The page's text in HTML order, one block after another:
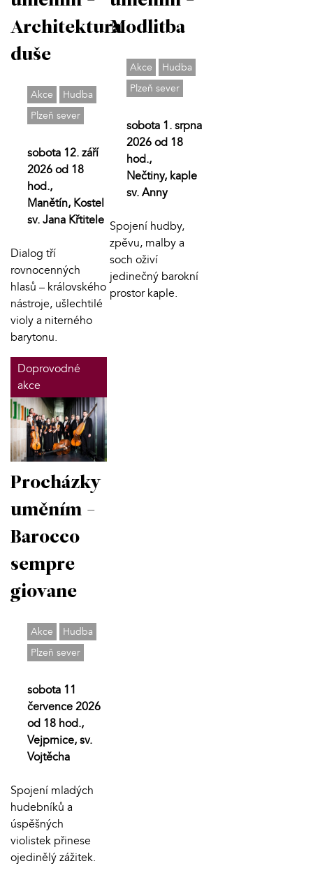
Architektura
duše
Akce
Hudba
Plzeň sever
sobota 12. září
2026 od 18
hod.,
Manětín, Kostel
sv. Jana Křtitele
Dialog tří
rovnocenných
hlasů – královského
nástroje, ušlechtilé
violy a niterného
barytonu.
Modlitba
Akce
Hudba
Plzeň sever
sobota 1. srpna
2026 od 18
hod.,
Nečtiny, kaple
sv. Anny
Spojení hudby,
zpěvu, malby a
soch oživí
jedinečný barokní
prostor kaple.
Doprovodné
akce
Procházky
uměním -
Barocco
sempre
giovane
Akce
Hudba
Plzeň sever
sobota 11
července 2026
od 18 hod.,
Vejprnice, sv.
Vojtěcha
Spojení mladých
hudebníků a
úspěšných
violistek přinese
ojedinělý zážitek.